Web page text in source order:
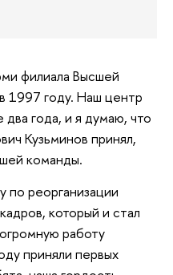
филиала Высшей
1997 году. Наш центр
года, и я думаю, что
Кузьминов принял,
команды.
реорганизации
который и стал
работу
приняли первых